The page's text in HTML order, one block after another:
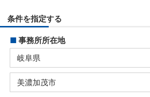
条件を指定する
■ 事務所所在地